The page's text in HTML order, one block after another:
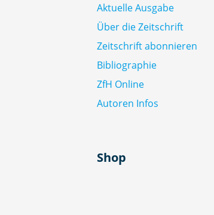
Aktuelle Ausgabe
Über die Zeitschrift
Zeitschrift abonnieren
Bibliographie
ZfH Online
Autoren Infos
Shop